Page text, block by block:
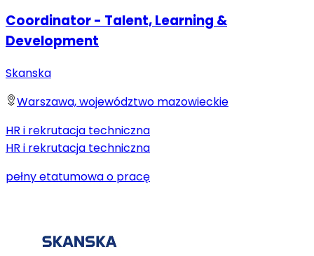
Coordinator - Talent, Learning &
Development
Skanska
Warszawa, województwo mazowieckie
HR i rekrutacja techniczna
HR i rekrutacja techniczna
pełny etatumowa o pracę